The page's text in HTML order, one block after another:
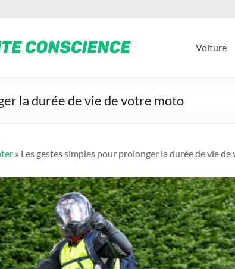
Voiture
la durée de vie de votre moto
» Les gestes simples pour prolonger la durée de vie de